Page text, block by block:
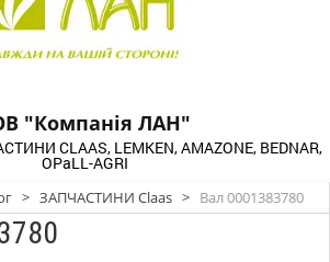
"Компанія ЛАН"
CLAAS, LEMKEN, AMAZONE, BEDNAR,
OPaLL-AGRI
> ЗАПЧАСТИНИ Claas > Вал 0001383780